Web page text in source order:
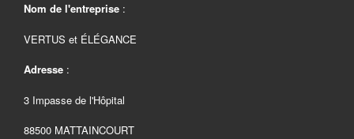
Nom de l'entreprise :
VERTUS et ÉLÉGANCE
Adresse :
3 Impasse de l'Hôpital
88500 MATTAINCOURT